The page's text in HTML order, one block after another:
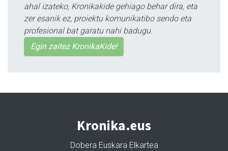
ahal izateko, Kronikakide gehiago behar dira, eta
zer esanik ez, proiektu komunikatibo sendo eta
profesional bat garatu nahi badugu.
Egin zaitez KronikaKide!
Kronika.eus
Dobera Euskara Elkartea